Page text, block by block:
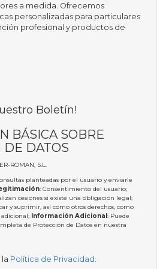
a medida. Ofrecemos
personalizadas para particulares
profesional y productos de
Boletín!
BÁSICA SOBRE
DE DATOS
ROMAN, S.L.
planteadas por el usuario y enviarle
: Consentimiento del usuario;
cesiones si existe una obligación legal;
y suprimir, así como otros derechos, como
Información Adicional: Puede
de Protección de Datos en nuestra
Política de Privacidad